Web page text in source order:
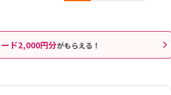
ド2,000円分がもらえる！